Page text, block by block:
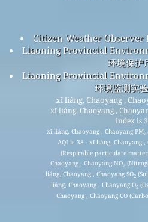
Citizen Weather Observer
Liaoning Provincial
环境保护
Liaoning Provincial
环境监测实
xī liáng, Chaoyang ,
xī liáng, Chaoyang ,
index is
xī liáng, Chaoyang , Chaoyang PM
AQI is 38 - xī liáng, Chaoyang ,
(Respirable particulate
Chaoyang , Chaoyang NO2
liáng, Chaoyang , Chaoyang SO2
liáng, Chaoyang , Chaoyang O3
Chaoyang , Chaoyang CO